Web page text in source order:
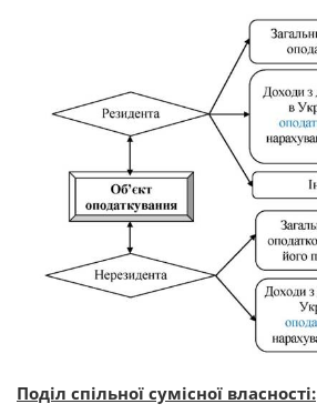
Поділ спільної сумісної власності: